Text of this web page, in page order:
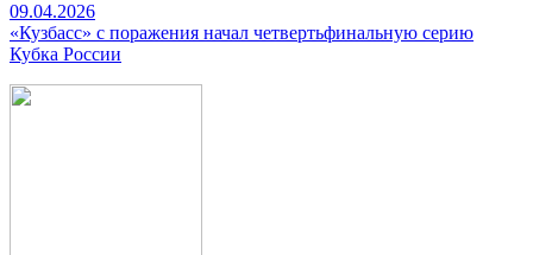
09.04.2026
«Кузбасс» с поражения начал четвертьфинальную серию
Кубка России